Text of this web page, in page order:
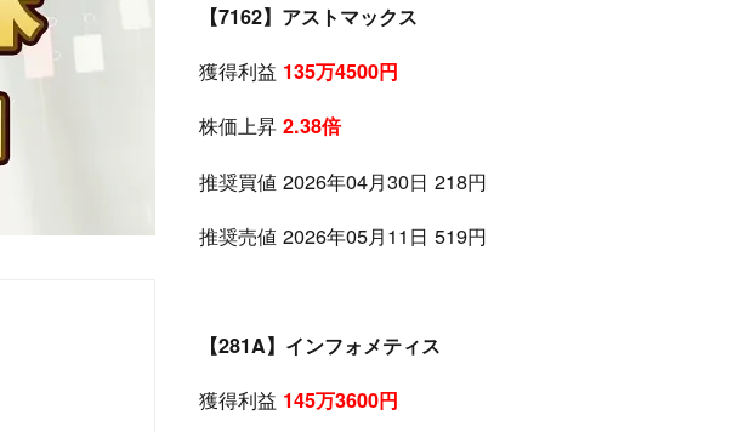
【7162】アストマックス
獲得利益 135万4500円
株価上昇 2.38倍
推奨買値 2026年04月30日 218円
推奨売値 2026年05月11日 519円
【281A】インフォメティス
獲得利益 145万3600円